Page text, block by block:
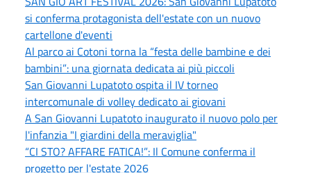
si conferma protagonista dell'estate con un nuovo
cartellone d'eventi
Al parco ai Cotoni torna la “festa delle bambine e dei
bambini”: una giornata dedicata ai più piccoli
San Giovanni Lupatoto ospita il IV torneo
intercomunale di volley dedicato ai giovani
A San Giovanni Lupatoto inaugurato il nuovo polo per
l'infanzia "I giardini della meraviglia"
“CI STO? AFFARE FATICA!”: Il Comune conferma il
progetto per l'estate 2026